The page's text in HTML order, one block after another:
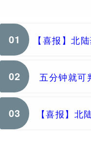
01 【喜报】北
02 五分钟就可
03 【喜报】